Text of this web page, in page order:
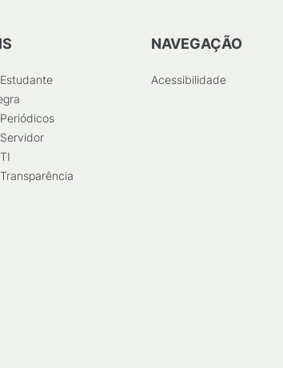
NAVEGAÇÃO
Acessibilidade